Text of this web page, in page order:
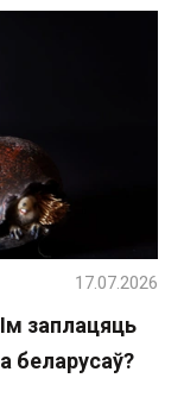
заплацяць
беларусаў?
17.07.2026